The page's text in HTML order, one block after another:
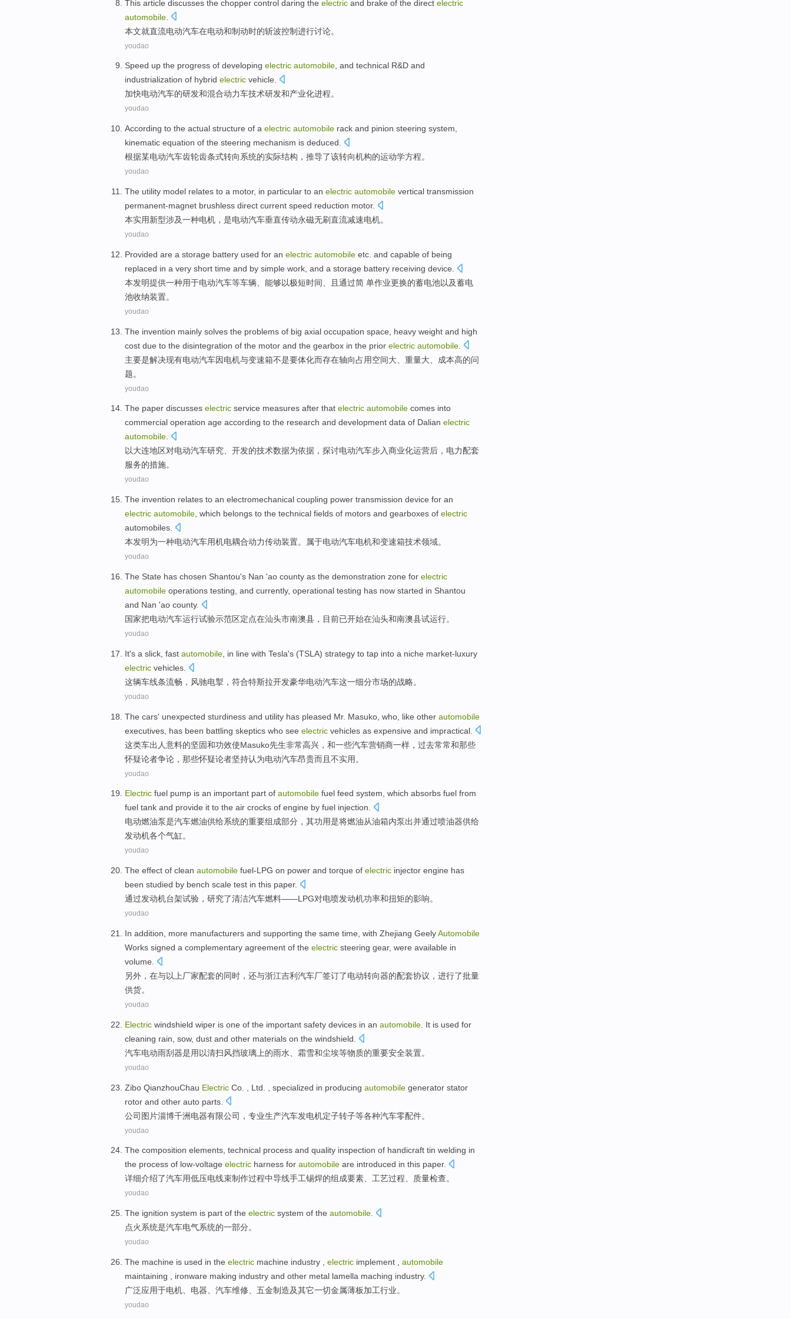
This article discusses the chopper control daring the electric and brake of the direct electric
automobile
本文就直流电动汽车在电动和制动时的斩波控制进行讨论。
youdao
Speed up the progress of developing electric automobile, and technical R&D and
industrialization of hybrid electric vehicle.
加快电动汽车的研发和混合动力车技术研发和产业化进程。
youdao
According to the actual structure of a electric automobile rack and pinion steering system
kinematic equation of the steering mechanism is deduced
根据某电动汽车齿轮齿条式转向系统的实际结构 ， 推导了该转向机构的运动学方程。
youdao
The utility model relates to a motor, in particular to an electric automobile vertical transmission
permanent-magnet brushless direct current speed reduction motor.
本实用新型涉及一种电机 ，是电动汽车垂直传动永磁无刷直流减速电机。
youdao
Provided are a storage battery used for an electric automobile etc. and capable of being
replaced in a very short time and by simple work and a storage battery receiving device
本发明提供一种用于电动汽车等车辆 能够以极短时间 且 通过简 单作业更换的蓄电池以及蓄电
池收纳装置。
youdao
The invention mainly solves the problems of big axial occupation space heavy weight and high
cost due to the disintegration of the motor and the gearbox in the prior electric automobile
主要是解决现有电动汽车因电机与变速箱不是要体化而存在轴向占用空间大 重量大、 成本高的问
题。
youdao
The paper discusses electric service measures after that electric automobile comes into
commercial operation age according to the research and development data of Dalian electric
automobile.
以大连地区对电动汽车研究、 开发的技术数据为依据 ，探讨电动汽车步入商业化运营后 ， 电力配套
服务的措施。
youdao
The invention relates to an electromechanical coupling power transmission device for an
electric automobile which belongs to the technical fields of motors and gearboxes of electric
automobiles.
本发明为一种电动汽车用机电耦合动力传动装置。 属于电动汽车电机和变速箱技术领域。
youdao
The State has chosen Shantou's Nan 'ao county as the demonstration zone for electric
automobile operations testing , and currently, operational testing has now started in Shantou
and Nan 'ao county.
国家把电动汽车运行试验示范区定点在汕头市南澳县 ， 目前已开始在汕头和南澳县试运行。
youdao
It's a slick, fast automobile in line with Tesla's (TSLA) strategy to tap into a niche market-luxury
electric vehicles.
这辆车线条流畅， 风驰电掣 ， 符合特斯拉开发豪华电动汽车这一细分市场的战略。
youdao
The cars' unexpected sturdiness and utility has pleased Mr. Masuko who , like other automobile
executives , has been battling skeptics who see electric vehicles as expensive and impractical
这类车出人意料的坚固和功效使Masuko先生非常高兴 ，和一些汽车营销商一样 ，过去常常和那些
怀疑论者争论 ， 那些怀疑论者坚持认为电动汽车昂贵而且不实用。
youdao
Electric fuel pump is an important part of automobile fuel feed system, which absorbs fuel from
fuel tank and provide it to the air crocks of engine by fuel injection.
电动燃油泵是汽车燃油供给系统的重要组成部分 ， 其功用是将燃油从油箱内泵出并通过喷油器供给
发动机各个气缸。
youdao
The effect of clean automobile fuel-LPG on power and torque of electric injector engine has
been studied by bench scale test in this paper.
通过发动机台架试验 ， 研究了清洁汽车燃料——LPG对电喷发动机功率和扭矩的影响。
youdao
In addition more manufacturers and supporting the same time with Zhejiang GeelyAutomobile
Works signed a complementary agreement of the electric steering gear, were available in
volume
另外 ，在与以上厂家配套的同时 ，还与浙江吉利 汽车厂签订了电动转向器的配套协议 ， 进行了批量
供货。
youdao
Electric windshield wiper is one of the important safety devices in an automobile . It is used for
cleaning rain sow, dust and other materials on the windshield
汽车电动雨刮器是用以清扫风挡玻璃上的雨水 霜雪和尘埃等物质的重要安全装置。
youdao
Zibo QianzhouChau Electric Co Ltd. specialized in producing automobile generator stator
rotor and other auto parts
公司图片淄博千洲电器有限公司 ， 专业生产汽车发电机定子转子等各种汽车零配件。
youdao
The composition elements, technical process and quality inspection of handicraft tin welding in
the process of low-voltage electric harness for automobile are introduced in this paper.
详细介绍了汽车用低压电线束制作过程中导线手工锡焊的组成要素、 工艺过程、 质量检查。
youdao
The ignition system is part of the electric system of the automobile
点火系统是汽车电气系统的一部分。
youdao
The machine is used in the electric machine industry electric implement , automobile
maintaining
ironware making industry and other metal lamella maching industry.
广泛应用于电机 电器 汽车维修 五金制造及其它一切金属薄板加工行业。
youdao